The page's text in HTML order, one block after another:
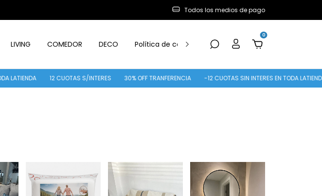
Todos los medios de pago
LIVING COMEDOR DECO Política de cambio y Devolución
0
12 CUOTAS S/INTERES 30% OFF TRANFERENCIA -12 CUOTAS SIN INTERES EN TODA LATIENDA 12